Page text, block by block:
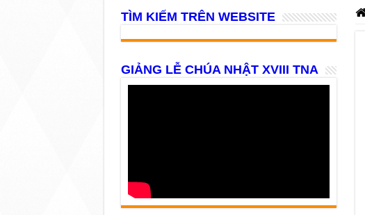
TÌM KIẾM TRÊN WEBSITE
GIẢNG LỄ CHÚA NHẬT XVIII TNA